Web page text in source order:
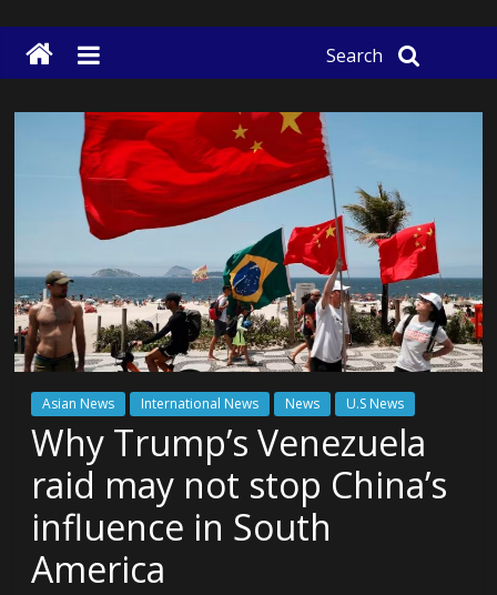
Search
Asian News International News News U.S News
Why Trump’s Venezuela
raid may not stop China’s
influence in South
America